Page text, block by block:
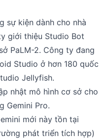
sự kiện dành cho nhà
giới thiệu Studio Bot
PaLM-2. Công ty đang
Studio ở hơn 180 quốc
Jellyfish.
nhật mô hình cơ sở cho
Gemini Pro.
mới này tồn tại
phát triển tích hợp)